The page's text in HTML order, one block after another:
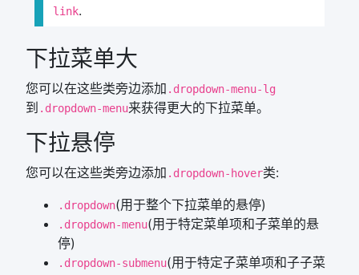
link.
下拉菜单大
您可以在这些类旁边添加 .dropdown-menu-lg
到 .dropdown-menu来获得更大的下拉菜单。
下拉悬停
您可以在这些类旁边添加 .dropdown-hover类:
.dropdown(用于整个下拉菜单的悬停)
.dropdown-menu(用于特定菜单项和子菜单的悬
停)
.dropdown-submenu(用于特定子菜单项和子子菜